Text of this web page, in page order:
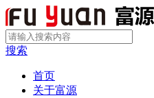
搜索
首页
关于富源